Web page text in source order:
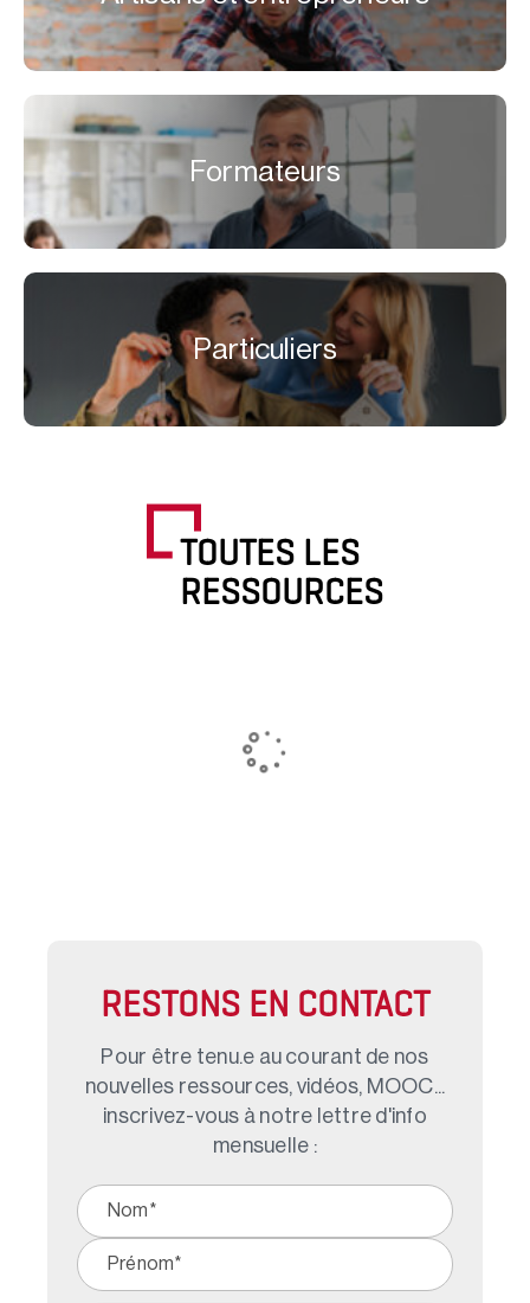
Formateurs
Particuliers
TOUTES LES
RESSOURCES
RESTONS EN CONTACT
Pour être tenu.e au courant de nos
nouvelles ressources, vidéos, MOOC...
inscrivez-vous à notre lettre d'info
mensuelle :